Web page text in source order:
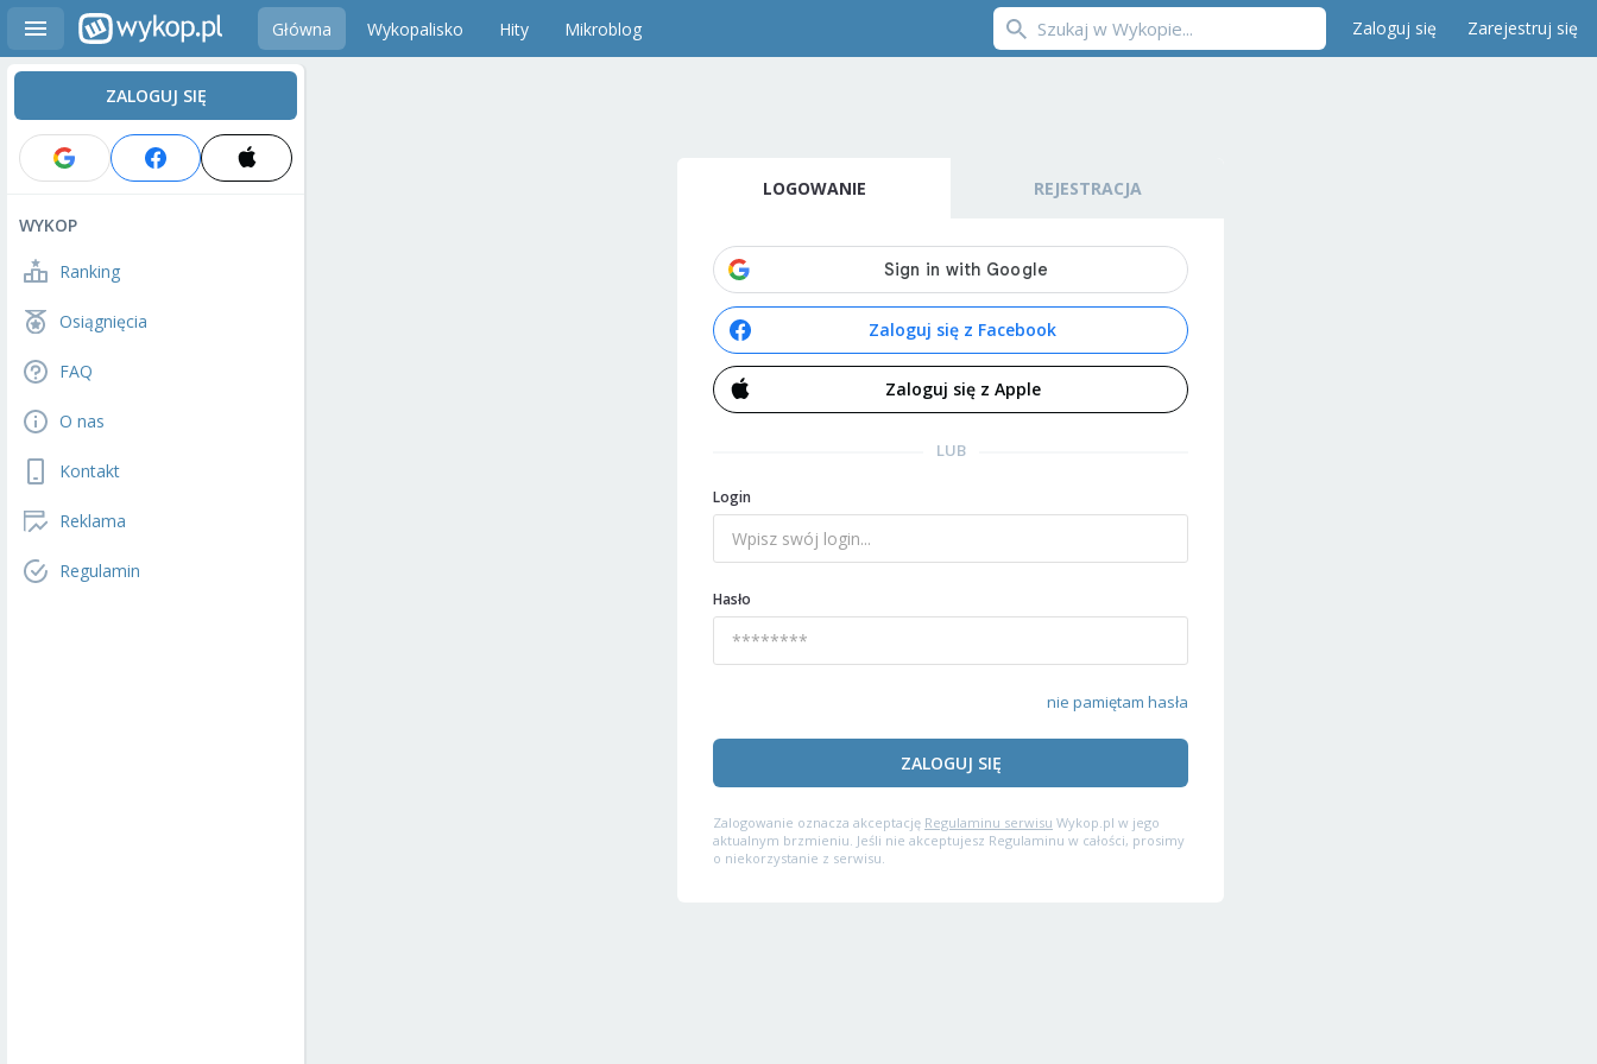
Główna Wykopalisko Hity Mikroblog Zaloguj się Zarejestruj się
ZALOGUJ SIĘ
WYKOP
Ranking
Osiągnięcia
FAQ
O nas
Kontakt
Reklama
Regulamin
LOGOWANIE REJESTRACJA
Zaloguj się z Facebook
Zaloguj się z Apple
LUB
Login
Hasło
nie pamiętam hasła
ZALOGUJ SIĘ
Zalogowanie oznacza akceptację Regulaminu serwisu Wykop.pl w jego
aktualnym brzmieniu. Jeśli nie akceptujesz Regulaminu w całości, prosimy
o niekorzystanie z serwisu.